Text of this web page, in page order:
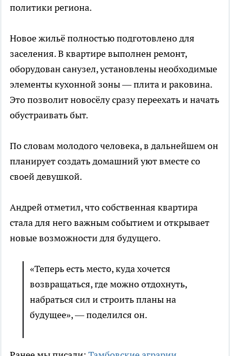
политики региона.
Новое жильё полностью подготовлено для
заселения. В квартире выполнен ремонт,
оборудован санузел, установлены необходимые
элементы кухонной зоны — плита и раковина.
Это позволит новосёлу сразу переехать и начать
обустраивать быт.
По словам молодого человека, в дальнейшем он
планирует создать домашний уют вместе со
своей девушкой.
Андрей отметил, что собственная квартира
стала для него важным событием и открывает
новые возможности для будущего.
«Теперь есть место, куда хочется
возвращаться, где можно отдохнуть,
набраться сил и строить планы на
будущее», — поделился он.